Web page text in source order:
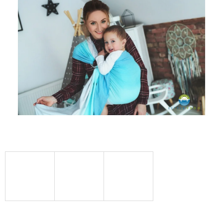
hvězdiček.